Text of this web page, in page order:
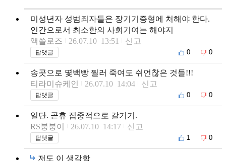
미성년자 성범죄자들은 장기기증형에 처해야 한다.
인간으로서 최소한의 사회기여는 해야지
액쓸로즈
26.07.10 13:51 신고
답댓글 0 0
송곳으로 몇백빵 찔러 죽여도 쉬언찮은 것들!!!
티라미슈케인
26.07.10 14:04 신고
답댓글 0 0
일단. 곧휴 집중적으로 갈기기.
RS붕붕이
26.07.10 14:17 신고
답댓글 1 0
저도 이 생각함